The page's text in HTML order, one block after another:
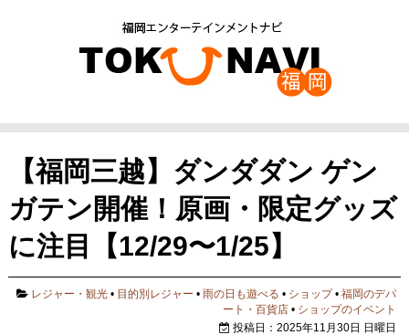
【福岡三越】ダンダダン ゲン
ガテン開催！原画・限定グッズ
に注目【12/29〜1/25】
レジャー・観光 • 目的別レジャー •雨の日も遊べる • ショップ•福岡のデパ
ート・百貨店 • ショップのイベント
投稿日：2025年11月30日 日曜日